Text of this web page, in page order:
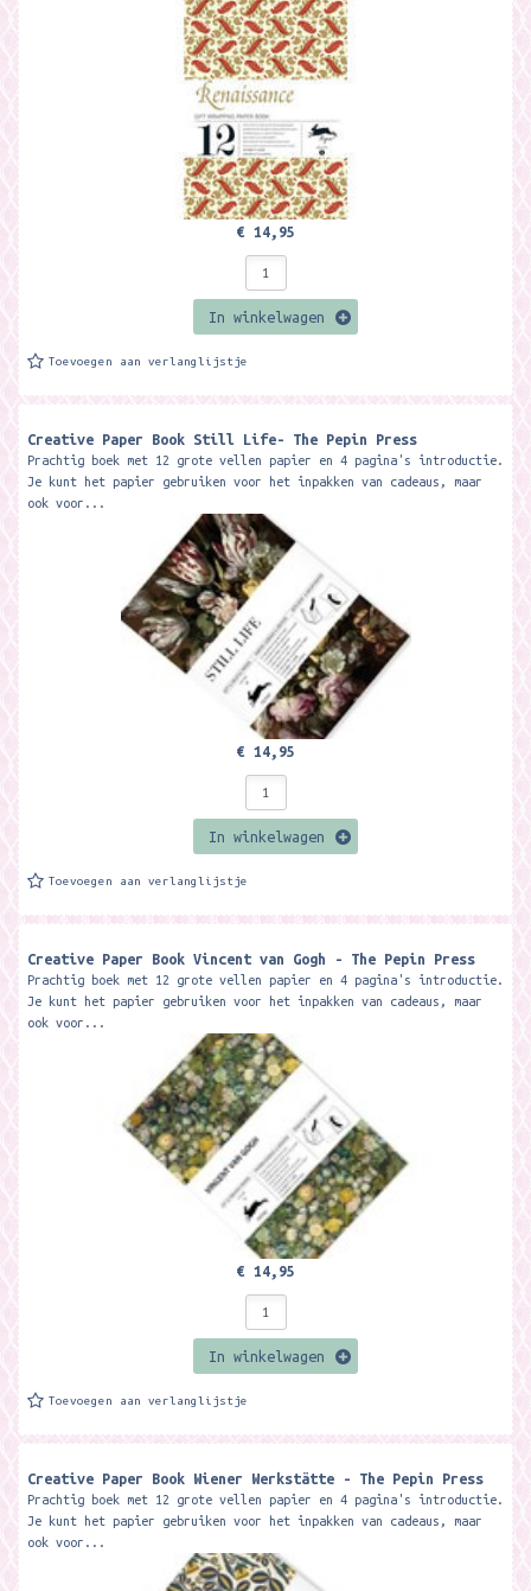
€ 14,95
In winkelwagen
Toevoegen aan verlanglijstje
Creative Paper Book Still Life- The Pepin Press
Prachtig boek met 12 grote vellen papier en 4 pagina's introductie.
Je kunt het papier gebruiken voor het inpakken van cadeaus, maar
ook voor...
€ 14,95
In winkelwagen
Toevoegen aan verlanglijstje
Creative Paper Book Vincent van Gogh - The Pepin Press
Prachtig boek met 12 grote vellen papier en 4 pagina's introductie.
Je kunt het papier gebruiken voor het inpakken van cadeaus, maar
ook voor...
€ 14,95
In winkelwagen
Toevoegen aan verlanglijstje
Creative Paper Book Wiener Werkstätte - The Pepin Press
Prachtig boek met 12 grote vellen papier en 4 pagina's introductie.
Je kunt het papier gebruiken voor het inpakken van cadeaus, maar
ook voor...